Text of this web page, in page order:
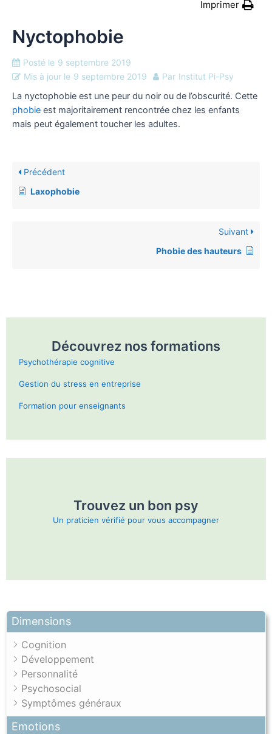
Dimensions
Cognition
Développement
Personnalité
Psychosocial
Symptômes généraux
Emotions
Imprimer
Nyctophobie
Posté le 9 septembre 2019
Mis à jour le 9 septembre 2019 Par Institut Pi-Psy
La nyctophobie est une peur du noir ou de l’obscurité. Cette
phobie est majoritairement rencontrée chez les enfants
mais peut également toucher les adultes.
Précédent
Laxophobie
Suivant
Phobie des hauteurs
Découvrez nos formations
Psychothérapie cognitive
Gestion du stress en entreprise
Formation pour enseignants
Trouvez un bon psy
Un praticien vérifié pour vous accompagner